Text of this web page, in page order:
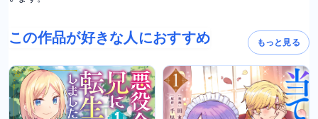
この作品が好きな人におすすめ もっと見る